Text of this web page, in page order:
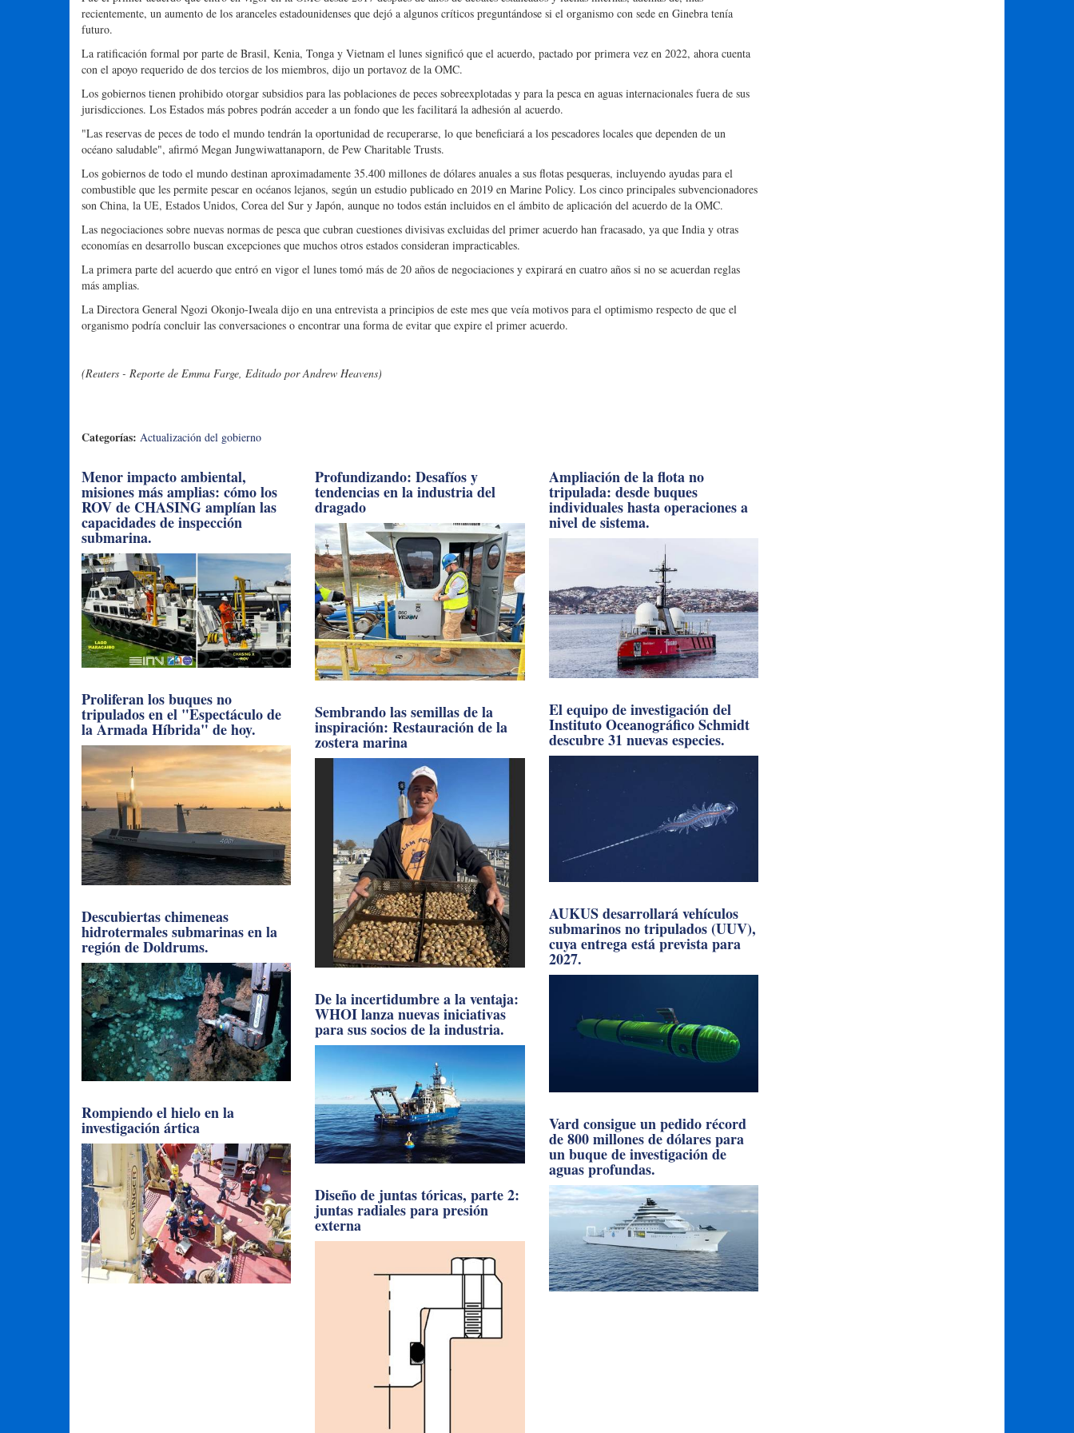
recientemente, un aumento de los aranceles estadounidenses que dejó a algunos críticos preguntándose si el organismo con sede en Ginebra tenía
futuro.
La ratificación formal por parte de Brasil, Kenia, Tonga y Vietnam el lunes significó que el acuerdo, pactado por primera vez en 2022, ahora cuenta
con el apoyo requerido de dos tercios de los miembros, dijo un portavoz de la OMC.
Los gobiernos tienen prohibido otorgar subsidios para las poblaciones de peces sobreexplotadas y para la pesca en aguas internacionales fuera de sus
jurisdicciones. Los Estados más pobres podrán acceder a un fondo que les facilitará la adhesión al acuerdo.
"Las reservas de peces de todo el mundo tendrán la oportunidad de recuperarse, lo que beneficiará a los pescadores locales que dependen de un
océano saludable", afirmó Megan Jungwiwattanaporn, de Pew Charitable Trusts.
Los gobiernos de todo el mundo destinan aproximadamente 35.400 millones de dólares anuales a sus flotas pesqueras, incluyendo ayudas para el
combustible que les permite pescar en océanos lejanos, según un estudio publicado en 2019 en Marine Policy. Los cinco principales subvencionadores
son China, la UE, Estados Unidos, Corea del Sur y Japón, aunque no todos están incluidos en el ámbito de aplicación del acuerdo de la OMC.
Las negociaciones sobre nuevas normas de pesca que cubran cuestiones divisivas excluidas del primer acuerdo han fracasado, ya que India y otras
economías en desarrollo buscan excepciones que muchos otros estados consideran impracticables.
La primera parte del acuerdo que entró en vigor el lunes tomó más de 20 años de negociaciones y expirará en cuatro años si no se acuerdan reglas
más amplias.
La Directora General Ngozi Okonjo-Iweala dijo en una entrevista a principios de este mes que veía motivos para el optimismo respecto de que el
organismo podría concluir las conversaciones o encontrar una forma de evitar que expire el primer acuerdo.
(Reuters - Reporte de Emma Farge, Editado por Andrew Heavens)
Categorías: Actualización del gobierno
Menor impacto ambiental,
misiones más amplias: cómo los
ROV de CHASING amplían las
capacidades de inspección
submarina.
Proliferan los buques no
tripulados en el "Espectáculo de
la Armada Híbrida" de hoy.
Descubiertas chimeneas
hidrotermales submarinas en la
región de Doldrums.
Rompiendo el hielo en la
investigación ártica
Profundizando: Desafíos y
tendencias en la industria del
dragado
Sembrando las semillas de la
inspiración: Restauración de la
zostera marina
De la incertidumbre a la ventaja:
WHOI lanza nuevas iniciativas
para sus socios de la industria.
Diseño de juntas tóricas, parte 2:
juntas radiales para presión
externa
Ampliación de la flota no
tripulada: desde buques
individuales hasta operaciones a
nivel de sistema.
El equipo de investigación del
Instituto Oceanográfico Schmidt
descubre 31 nuevas especies.
AUKUS desarrollará vehículos
submarinos no tripulados (UUV),
cuya entrega está prevista para
2027.
Vard consigue un pedido récord
de 800 millones de dólares para
un buque de investigación de
aguas profundas.